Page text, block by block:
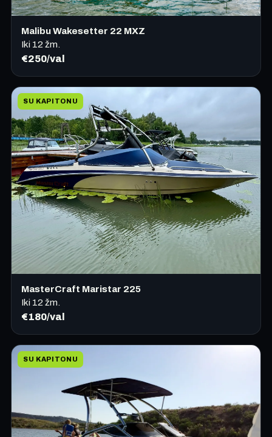
Malibu Wakesetter 22 MXZ
Iki 12 žm.
€250/val
SU KAPITONU
MasterCraft Maristar 225
Iki 12 žm.
€180/val
SU KAPITONU